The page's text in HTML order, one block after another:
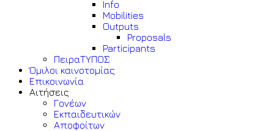
Info
Mobilities
Outputs
Proposals
Participants
ΠειραΤΥΠΟΣ
Όμιλοι καινοτομίας
Επικοινωνία
Αιτήσεις
Γονέων
Εκπαιδευτικών
Αποφοίτων